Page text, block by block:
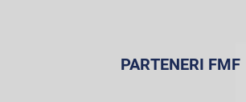
PARTENERI FMF